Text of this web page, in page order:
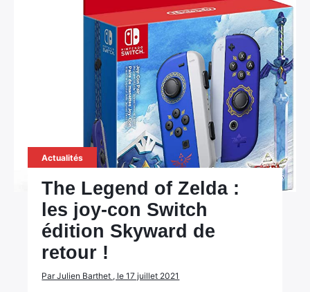
Actualités
The Legend of Zelda :
les joy-con Switch
édition Skyward de
retour !
Par Julien Barthet , le 17 juillet 2021